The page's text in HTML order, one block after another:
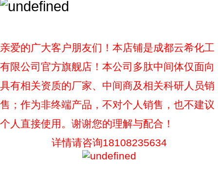
亲爱的广大客户朋友们！本店铺是成都云希化工
有限公司官方旗舰店！本公司多肽中间体仅面向
具有相关资质的厂家、中间商及相关科研人员销
售；作为非终端产品，不对个人销售，也不建议
个人直接使用。谢谢您的理解与配合！
详情请咨询18108235634